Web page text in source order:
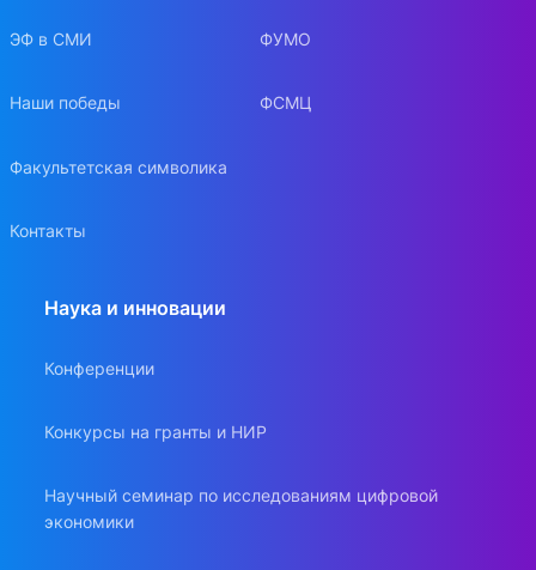
ЭФ в СМИ
Наши победы
Факультетская символика
Контакты
ФУМО
ФСМЦ
Наука и инновации
Конференции
Конкурсы на гранты и НИР
Научный семинар по исследованиям цифровой
экономики